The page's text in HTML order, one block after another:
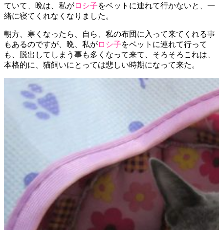
ていて、晩は、私がロシ子をベットに連れて行かないと、一
緒に寝てくれなくなりました。
朝方、寒くなったら、自ら、私の布団に入って来てくれる事
もあるのですが、晩、私がロシ子をベットに連れて行って
も、脱出してしまう事も多くなって来て、そろそろこれは、
本格的に、猫飼いにとっては悲しい時期になって来た。